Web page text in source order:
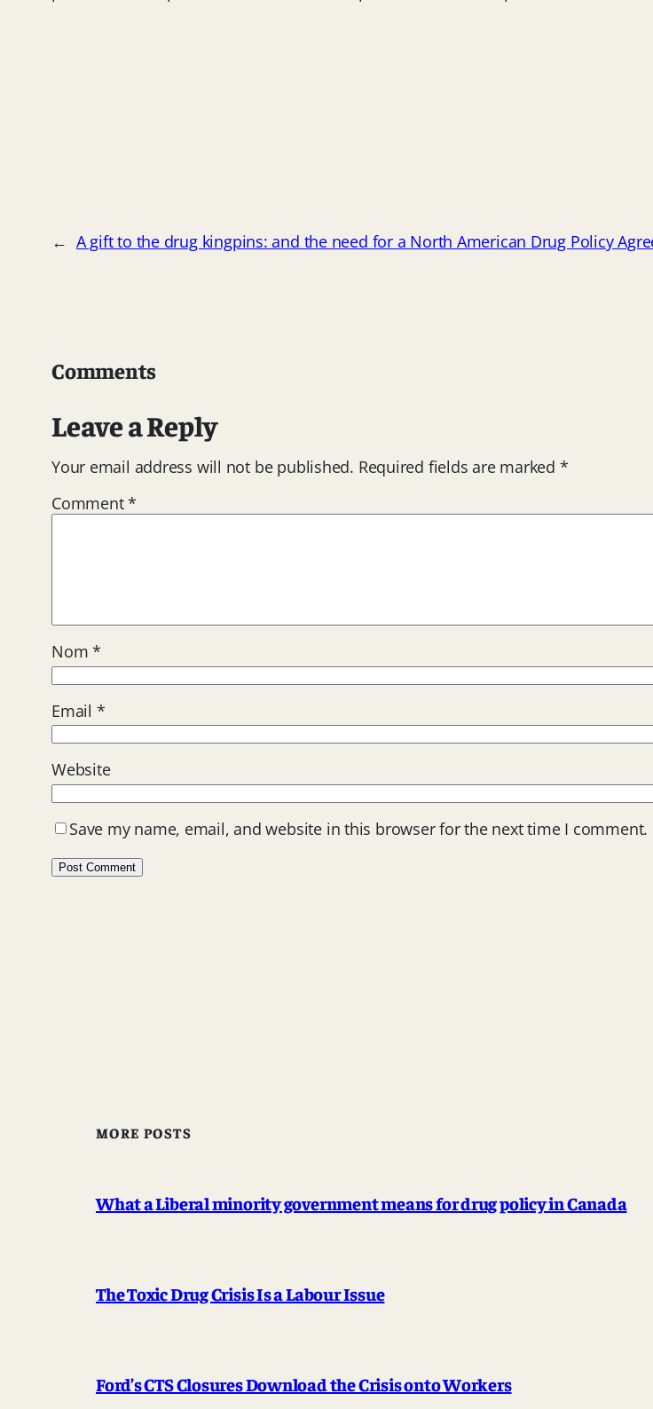
← A gift to the drug kingpins: and the need for a North American Drug Policy
Comments
Leave a Reply
Your email address will not be published. Required fields are marked *
Comment*
Nom*
Email *
Website
Save my name, email, and website in this browser for the next time I comment.
MORE POSTS
What a Liberal minority government means for drug policy in Canada
The Toxic Drug Crisis Is a Labour Issue
Ford’s CTS Closures Download the Crisis onto Workers